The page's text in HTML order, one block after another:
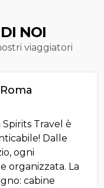
NOI
viaggiatori
Travel è
Dalle
ogni
organizzata. La
cabine